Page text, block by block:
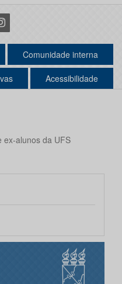
Comunidade interna
Acessibilidade
ex-alunos da UFS